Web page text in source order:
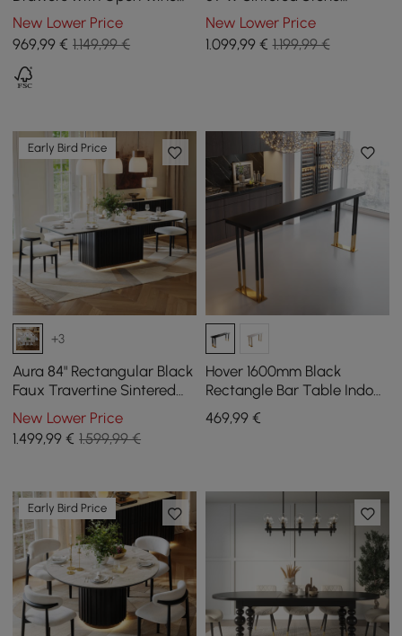
Rack, 1400 mm
New Lower Price
969,99 € 1.149,99 €
Sideboard 3 Drawers
Kitchen Buffet Table
New Lower Price
1.099,99€ 1.199,99 €
Early Bird Price
+3
Aura 84" Rectangular Black
Faux Travertine Sintered
Stone Dining Table, Fluted
Base, Seats 8
New Lower Price
1.499,99 € 1.599,99 €
Hover 1600mm Black
Rectangle Bar Table Indoor
in Gold Legs
469,99€
Early Bird Price